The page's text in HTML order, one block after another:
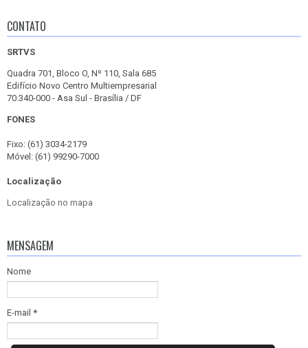
CONTATO
SRTVS
Quadra 701, Bloco O, Nº 110, Sala 685
Edifício Novo Centro Multiempresarial
70.340-000 - Asa Sul - Brasília / DF
FONES
Fixo: (61) 3034-2179
Móvel: (61) 99290-7000
Localização
Localização no mapa
MENSAGEM
Nome
E-mail *